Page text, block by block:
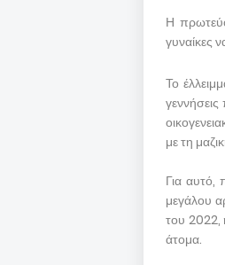
Η
γυναίκες
Το
με τη
Για αυτό,
μεγάλου
του 2022,
άτομα.